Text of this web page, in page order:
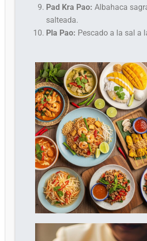
Pad Kra Pao: Albahaca
salteada.
Pla Pao: Pescado a la sal a